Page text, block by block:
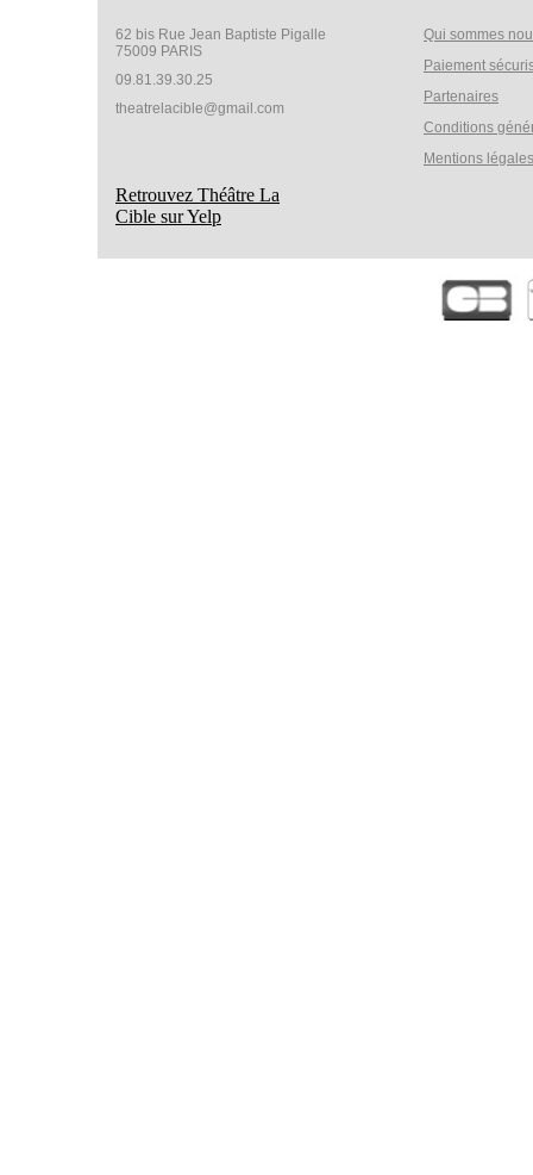
62 bis Rue Jean Baptiste Pigalle
75009 PARIS
09.81.39.30.25
theatrelacible@gmail.com
Retrouvez Théâtre La
Cible sur Yelp
Qui sommes
Paiement
Partenaires
Conditions
Mentions légales